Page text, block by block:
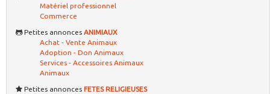
Matériel professionnel
Commerce
Petites annonces ANIMIAUX
Achat - Vente Animaux
Adoption - Don Animaux
Services - Accessoires Animaux
Animaux
Petites annonces FETES RELIGIEUSES